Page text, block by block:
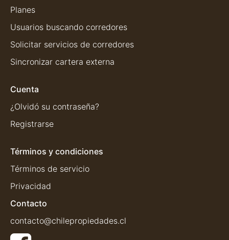
Planes
Usuarios buscando corredores
Solicitar servicios de corredores
Sincronizar cartera externa
Cuenta
¿Olvidó su contraseña?
Registrarse
Términos y condiciones
Términos de servicio
Privacidad
Contacto
contacto@chilepropiedades.cl